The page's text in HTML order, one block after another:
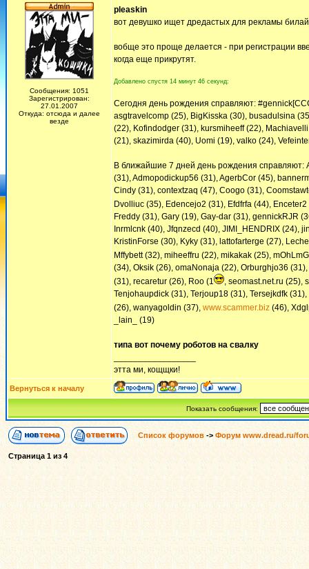
Сообщения: 1051
Зарегистрирован:
27.01.2007
Откуда: отсюда и далее
везде
pleaskin
вот девушко ищет дредастых для рекламы
вобще это проще делается - при регистрации
когда еще прикрутят.
Добавлено спустя 14 минут 46 секунд:
Сегодня день рождения справляют:
asgtravelcomp (25), BigKisska (30), busadulsina
(22), Kofindodger (31), kursmiheeff (22),
(21), skazimirda (40), Uomi (19), valko (24),
В ближайшие 7 дней день рождения справляют:
(31), Admopodickup56 (31), AgerbCor (45),
Cindy (31), contextzaq (47), Coogo (31),
Dvolliuc (35), Edencejo2 (31), Efdfrfa (44),
Freddy (31), Gary (19), Gay-dar (31), gennickRJR
Inrmlcnk (40), Jfqnzecd (40), JIMI_HENDRIX (24),
KristinForse (30), Kyky (31), lattofarterge (27),
Mffybett (32), miheeffru (22), mikakak (25),
(34), Oksik (26), omaNonaja (22), Orburghjo36
(31), recaretur (26), Roo (1
, seomast.net.ru (25),
Tenjohaupdick (31), Terjoup18 (31), Tersejkdfk
(26), wanyagoldin (37), www.scammer.biz (46),
_lain_ (19)
типа вот почему роботов на свалку
этта ми, кощщки!
Вернуться к началу
Показать сообщения:
Список форумов -> Форум www.dread.ru/
Страница1из4